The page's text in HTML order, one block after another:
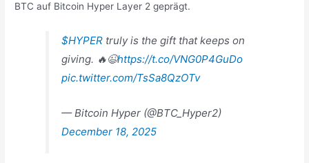
BTC auf Bitcoin Hyper Layer 2 geprägt.
$HYPER truly is the gift that keeps on
giving. 🔥😉https://t.co/VNG0P4GuDo
pic.twitter.com/TsSa8QzOTv
— Bitcoin Hyper (@BTC_Hyper2)
December 18, 2025